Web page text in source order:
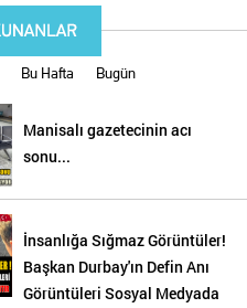
Bu Hafta Bugün
Manisalı gazetecinin acı
sonu...
İnsanlığa Sığmaz Görüntüler!
Başkan Durbay'ın Defin Anı
Görüntüleri Sosyal Medyada